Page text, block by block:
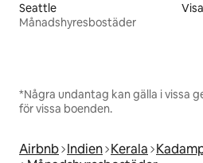
Seattle
Månadshyresbostäder
*Några undantag kan gälla i vissa
för vissa boenden.
Airbnb Indien Kerala